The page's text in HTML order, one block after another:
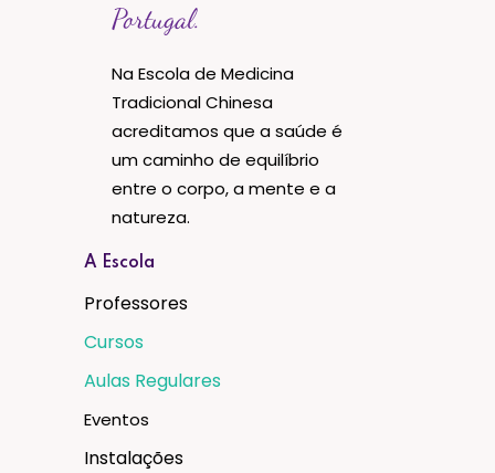
Portugal.
Na Escola de Medicina
Tradicional Chinesa
acreditamos que a saúde é
um caminho de equilíbrio
entre o corpo, a mente e a
natureza.
A Escola
Professores
Cursos
Aulas Regulares
Eventos
Instalações